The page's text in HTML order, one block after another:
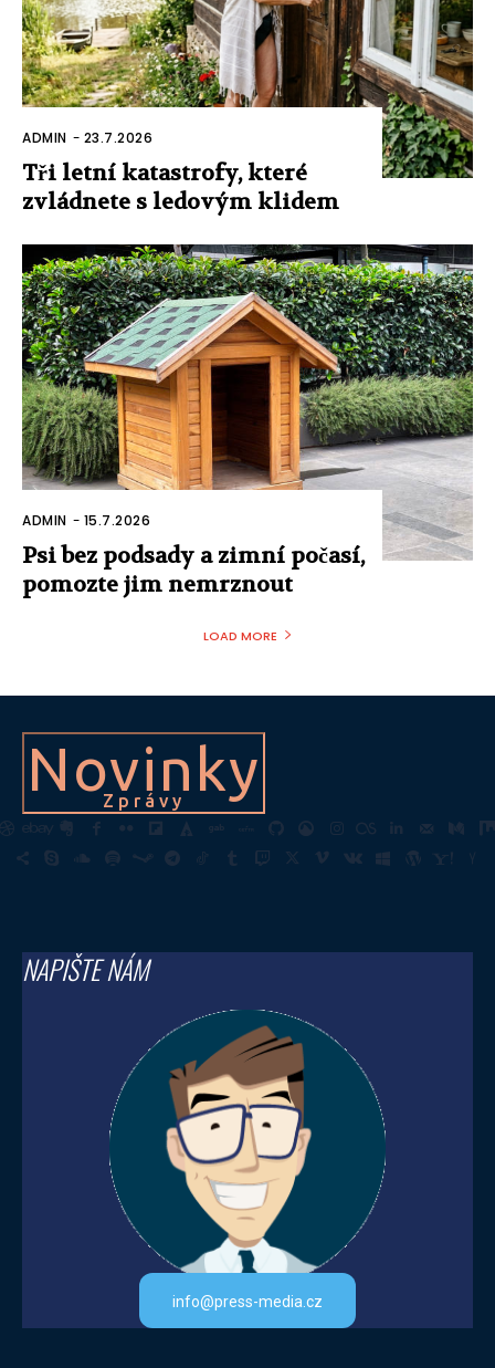
ADMIN - 23.7.2026
Tři letní katastrofy, které
zvládnete s ledovým klidem
ADMIN - 15.7.2026
Psi bez podsady a zimní počasí,
pomozte jim nemrznout
LOAD MORE
Novinky
Zprávy
NAPIŠTE NÁM
info@press-media.cz